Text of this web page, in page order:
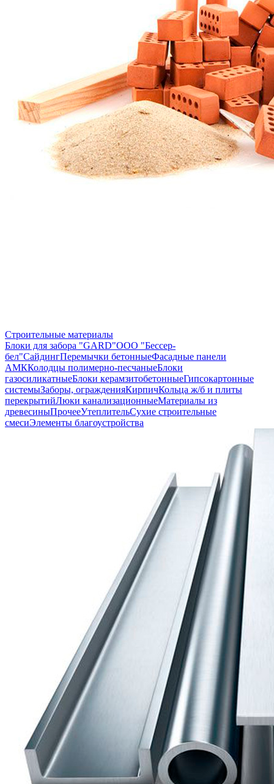
Строительные материалы
Блоки для забора "GARD"ООО "Бессер-
бел"СайдингПеремычки бетонныеФасадные панели
АМККолодцы полимерно-песчаныеБлоки
газосиликатныеБлоки керамзитобетонныеГипсокартонные
системыЗаборы, огражденияКирпичКольца ж/б и плиты
перекрытийЛюки канализационныеМатериалы из
древесиныПрочееУтеплительСухие строительные
смесиЭлементы благоустройства